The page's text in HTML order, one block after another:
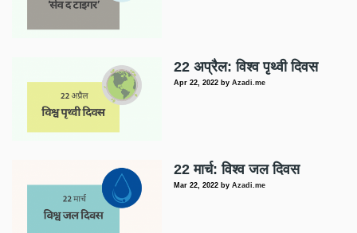
22 अप्रैल: विश्व पृथ्वी दिवस
Apr 22, 2022 byAzadi.me
22 मार्च: विश्व जल दिवस
Mar 22, 2022 byAzadi.me